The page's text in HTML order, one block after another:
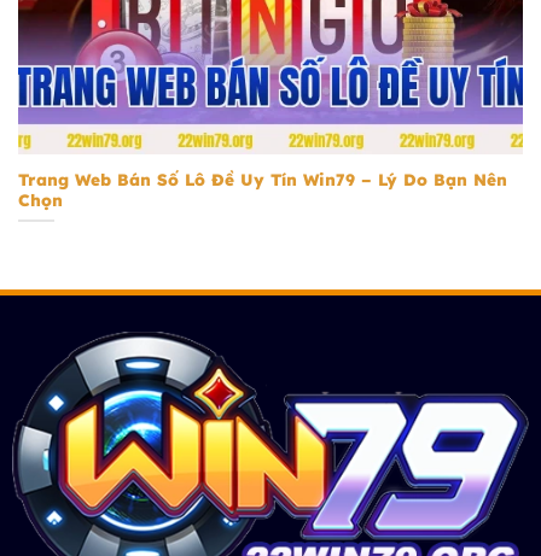
Trang Web Bán Số Lô Đề Uy Tín
Trang Web Bán Số Lô Đề Uy Tín Win79 – Lý Do Bạn Nên
Chọn